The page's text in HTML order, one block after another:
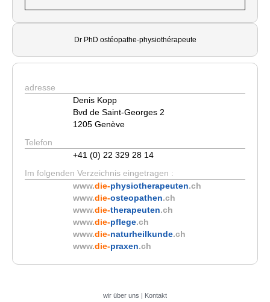
Dr PhD ostéopathe-physiothérapeute
adresse
Denis Kopp
Bvd de Saint-Georges 2
1205 Genève
Telefon
+41 (0) 22 329 28 14
Im folgenden Verzeichnis eingetragen :
www.die-physiotherapeuten.ch
www.die-osteopathen.ch
www.die-therapeuten.ch
www.die-pflege.ch
www.die-naturheilkunde.ch
www.die-praxen.ch
wir über uns | Kontakt